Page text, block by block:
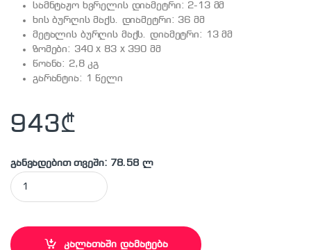
სამნტაჟო ხვრელის დიამეტრი: 2-13 მმ
ხის ბურღის მაქს. დიამეტრი: 36 მმ
მეტალის ბურღის მაქს. დიამეტრი: 13 მმ
ზომები: 340 x 83 x 390 მმ
წოანა: 2,8 კგ
გარანტია: 1 წელი
943₾
განვადებით თვეში: 78.58 ლ
MAKITA-DS4012 ელ. ბურღი (დრელი პროფესიონალური)
კალათაში დამატება